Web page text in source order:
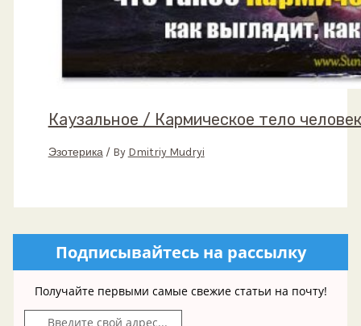
Каузальное / Кармическое тело
Эзотерика/ By Dmitriy Mudryi
Подписывайтесь на рассылку
Получайте первыми самые свежие статьи на почту!